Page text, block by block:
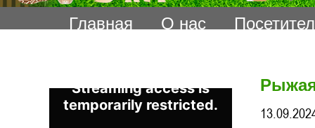
Главная О нас